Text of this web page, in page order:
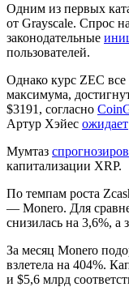
Одним из первых
от Grayscale. Спрос
законодательные
пользователей.
Однако курс ZEC
максимума,
$3191, согласно
Артур Хэйес ожидает
Мумтаз
капитализации XRP.
По темпам роста
— Monero. Для
снизилась на 3,6%, а
За месяц Monero
взлетела на 404%.
и $5,6 млрд